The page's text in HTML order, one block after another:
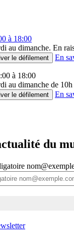
à 18:00
au dimanche. En
le défilement En
à 18:00
au dimanche de 10h
le défilement En
du